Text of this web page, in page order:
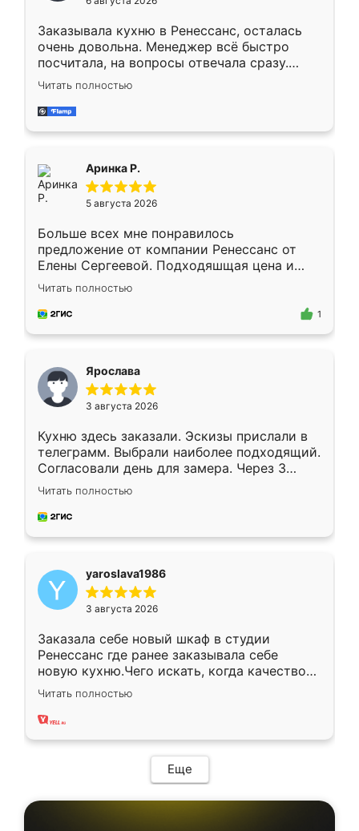
мебели буду заказывать только здесь.
Заказывала кухню в Ренессанс, осталась
очень довольна. Менеджер всё быстро
посчитала, на вопросы отвечала сразу.
Замерщик приехал в субботу, подошёл к
делу со всей ответственностью. Собрали
за день, ребята работали аккуратно, даже
Читать полностью
Аринка Р.
5 августа 2026
Больше всех мне понравилось
предложение от компании Ренессанс от
Елены Сергеевой. Подходяшщая цена и
короткие сроки изготовления. Приехавший
для замера сотрудник Владислав
предложил по моему эскизу самый
Читать полностью
1
Ярослава
3 августа 2026
Кухню здесь заказали. Эскизы прислали в
телеграмм. Выбрали наиболее подходящий.
Согласовали день для замера. Через 3
недели кухня была уже готова. Остались
довольны работой. Спасибо Ренессанс
мебель за качественную работу!
Читать полностью
yaroslava1986
3 августа 2026
Заказала себе новый шкаф в студии
Ренессанс где ранее заказывала себе
новую кухню.Чего искать, когда качеством
вполне довольна. Служит кухня уже почти
два года, нареканий нет.
Читать полностью
Еще